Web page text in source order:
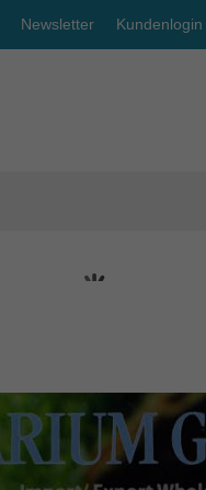
Newsletter Kundenlogin